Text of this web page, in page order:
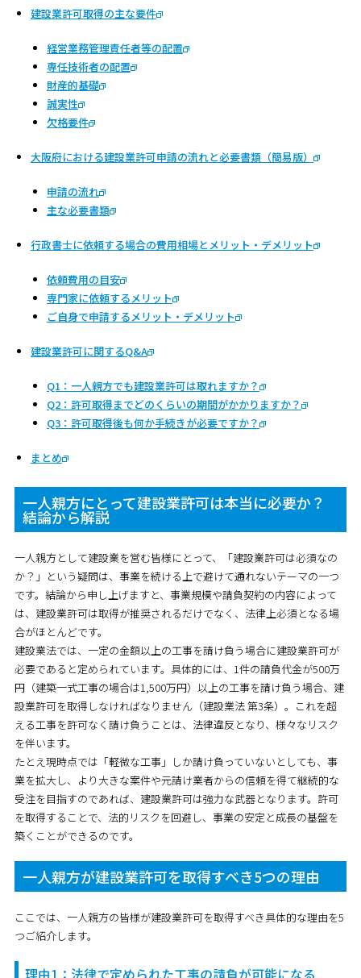
建設業許可取得の主な要件
経営業務管理責任者等の配置
専任技術者の配置
財産的基礎
誠実性
欠格要件
大阪府における建設業許可申請の流れと必要書類（簡易版）
申請の流れ
主な必要書類
行政書士に依頼する場合の費用相場とメリット・デメリット
依頼費用の目安
専門家に依頼するメリット
ご自身で申請するメリット・デメリット
建設業許可に関するQ&A
Q1：一人親方でも建設業許可は取れますか？
Q2：許可取得までどのくらいの期間がかかりますか？
Q3：許可取得後も何か手続きが必要ですか？
まとめ
一人親方にとって建設業許可は本当に必要か？
結論から解説
一人親方として建設業を営む皆様にとって、「建設業許可は必須なの
か？」という疑問は、事業を続ける上で避けて通れないテーマの一つ
です。結論から申し上げますと、 事業規模や請負契約の内容によって
は、建設業許可は取得が推奨されるだけでなく、法律上必須となる場
合がほとんどです。
建設業法では、一定の金額以上の工事を請け負う場合に建設業許可が
必要であると定められています。具体的には、 1件の請負代金が500万
円（建築一式工事の場合は1,500万円）以上の工事を請け負う場合、建
設業許可を取得しなければなりません（建設業法 第3条）。これを超
える工事を許可なく請け負うことは、法律違反となり、様々なリスク
を伴います。
たとえ現時点では「軽微な工事」しか請け負っていないとしても、事
業を拡大し、より大きな案件や元請け業者からの信頼を得て継続的な
受注を目指すのであれば、建設業許可は強力な武器となります。許可
を取得することで、法的リスクを回避し、事業の安定と成長の基盤を
築くことができるのです。
一人親方が建設業許可を取得すべき5つの理由
ここでは、一人親方の皆様が建設業許可を取得すべき具体的な理由を5
つご紹介します。
理由1：法律で定められた工事の請負が可能になる